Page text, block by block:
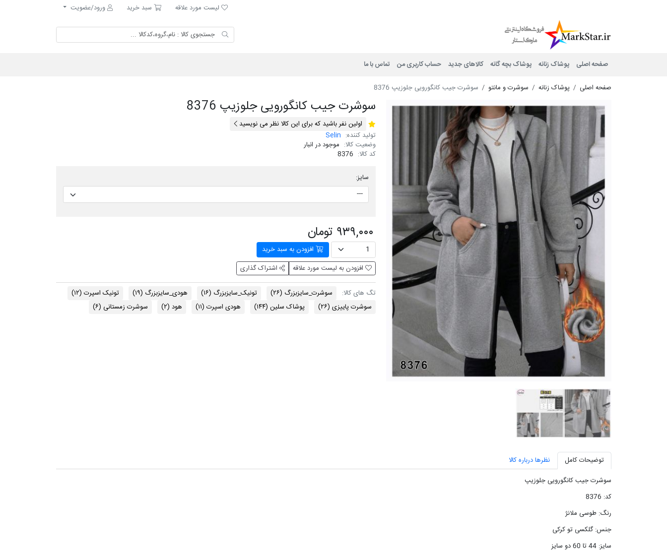
لیست مورد علاقه
لیست مورد علاقه سبد خرید
سبد خرید
ورود/عضویت
صفحه اصلی پوشاک زنانه پوشاک بچه گانه کالاهای جدید حساب کاربری من تماس با ما
صفحه اصلی پوشاک زنانه سوشرت و مانتو سوشرت جیب کانگورویی جلوزیپ 8376
سوشرت جیب کانگورویی جلوزیپ 8376
اولین نفر باشید که برای این کالا نظر می نویسید
تولید کننده: Selin
وضعیت کالا: موجود در انبار
کد کالا: 8376
سایز:
۹۳۹,۰۰۰ تومان
افزودن به سبد خرید
افزودن به لیست مورد علاقه
اشتراک گذاری
تگ های کالا: سوشرت_سایزبزرگ (۲۶) تونیک_سایزبزرگ (۱۶) هودی_سایزبزرگ (۱۹) تونیک اسپرت (۱۲)
سوشرت پاییزی (۲۶) پوشاک سلین (۱۴۴) هودی اسپرت (۱۱) هود (۲) سوشرت زمستانی (۶)
توضیحات کامل
نظرها درباره کالا
سوشرت جیب کانگورویی جلوزیپ
کد: 8376
رنگ: طوسی ملانژ
جنس: گلکسی تو کرکی
سایز: 44 تا 60 دو سایز